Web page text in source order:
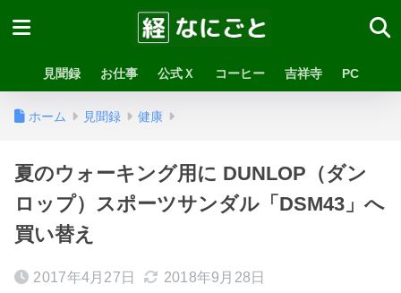
見聞録 お仕事 公式Ｘ コーヒー 吉祥寺 PC
ホーム 見聞録 健康
夏のウォーキング用に DUNLOP（ダン
ロップ）スポーツサンダル「DSM43」へ
買い替え
2017年4月27日 2018年9月28日